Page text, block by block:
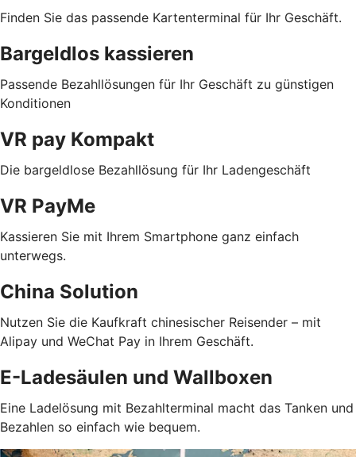
Finden Sie das passende Kartenterminal für Ihr Geschäft.
Bargeldlos kassieren
Passende Bezahllösungen für Ihr Geschäft zu günstigen
Konditionen
VR pay Kompakt
Die bargeldlose Bezahllösung für Ihr Ladengeschäft
VR PayMe
Kassieren Sie mit Ihrem Smartphone ganz einfach
unterwegs.
China Solution
Nutzen Sie die Kaufkraft chinesischer Reisender – mit
Alipay und WeChat Pay in Ihrem Geschäft.
E-Ladesäulen und Wallboxen
Eine Ladelösung mit Bezahlterminal macht das Tanken und
Bezahlen so einfach wie bequem.